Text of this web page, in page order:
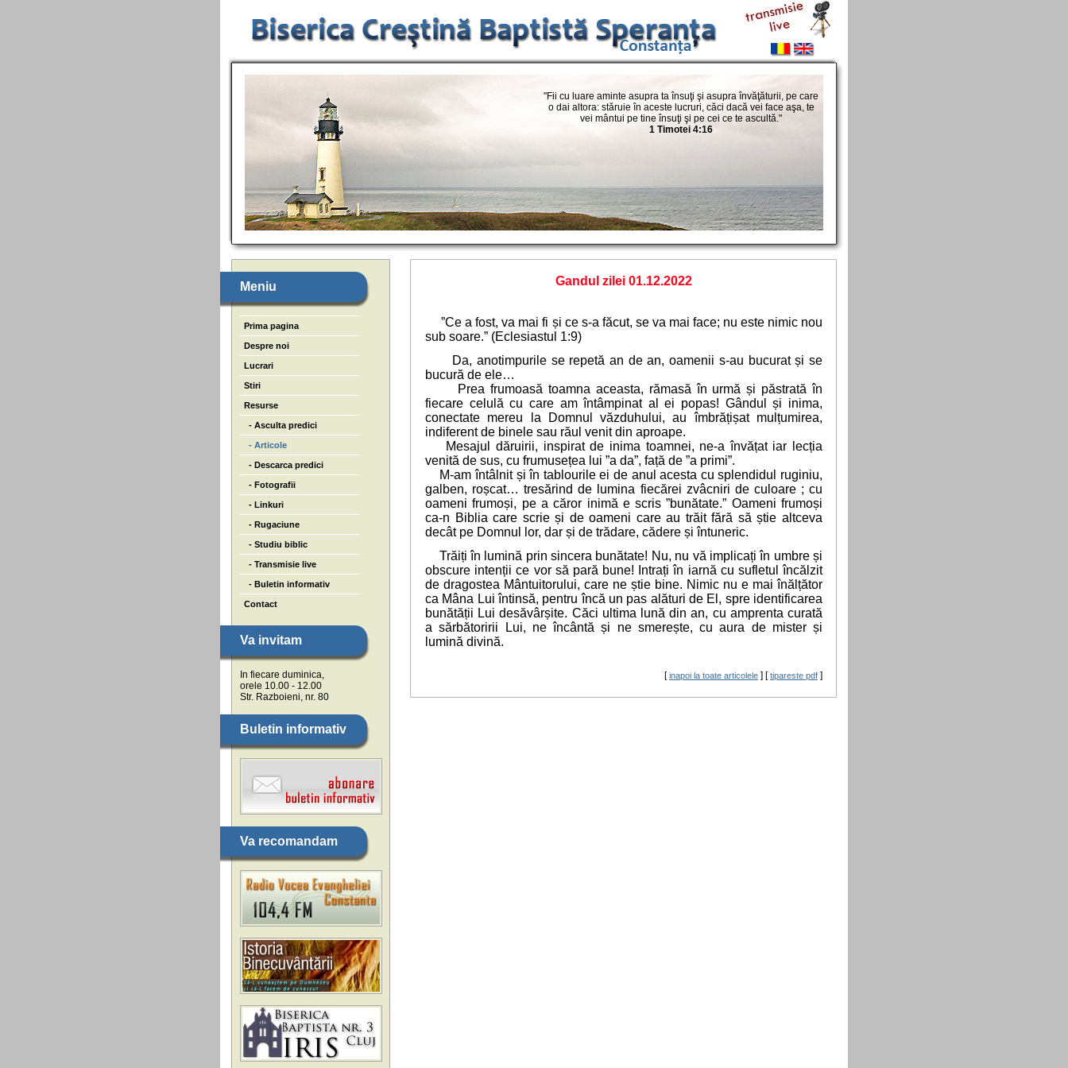
"Fii cu luare aminte asupra ta însuţi şi asupra învăţăturii, pe care
o dai altora: stăruie în aceste lucruri, căci dacă vei face aşa, te
vei mântui pe tine însuţi şi pe cei ce te ascultă."
1 Timotei 4:16
Meniu
Prima pagina
Despre noi
Lucrari
Stiri
Resurse
- Asculta predici
- Articole
- Descarca predici
- Fotografii
- Linkuri
- Rugaciune
- Studiu biblic
- Transmisie live
- Buletin informativ
Contact
Va invitam
In fiecare duminica,
orele 10.00 - 12.00
Str. Razboieni, nr. 80
Buletin informativ
Va recomandam
Gandul zilei 01.12.2022
”Ce a fost, va mai fi și ce s-a făcut, se va mai face; nu este nimic nou
sub soare.” (Eclesiastul 1:9)
Da, anotimpurile se repetă an de an, oamenii s-au bucurat și se
bucură de ele…
Prea frumoasă toamna aceasta, rămasă în urmă și păstrată în
fiecare celulă cu care am întâmpinat al ei popas! Gândul și inima,
conectate mereu la Domnul văzduhului, au îmbrățișat mulțumirea,
indiferent de binele sau răul venit din aproape.
Mesajul dăruirii, inspirat de inima toamnei, ne-a învățat iar lecția
venită de sus, cu frumusețea lui ”a da”, față de ”a primi”.
M-am întâlnit și în tablourile ei de anul acesta cu splendidul ruginiu,
galben, roșcat… tresărind de lumina fiecărei zvâcniri de culoare ; cu
oameni frumoși, pe a căror inimă e scris ”bunătate.” Oameni frumoși
ca-n Biblia care scrie și de oameni care au trăit fără să știe altceva
decât pe Domnul lor, dar și de trădare, cădere și întuneric.
Trăiți în lumină prin sincera bunătate! Nu, nu vă implicați în umbre și
obscure intenții ce vor să pară bune! Intrați în iarnă cu sufletul încălzit
de dragostea Mântuitorului, care ne știe bine. Nimic nu e mai înălțător
ca Mâna Lui întinsă, pentru încă un pas alături de El, spre identificarea
bunătății Lui desăvârșite. Căci ultima lună din an, cu amprenta curată
a sărbătoririi Lui, ne încântă și ne smerește, cu aura de mister și
lumină divină.
[inapoi la toate articolele ] [tipareste pdf ]